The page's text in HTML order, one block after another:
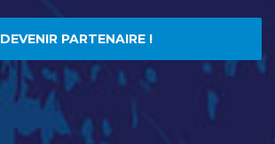
DEVENIR PARTENAIRE !